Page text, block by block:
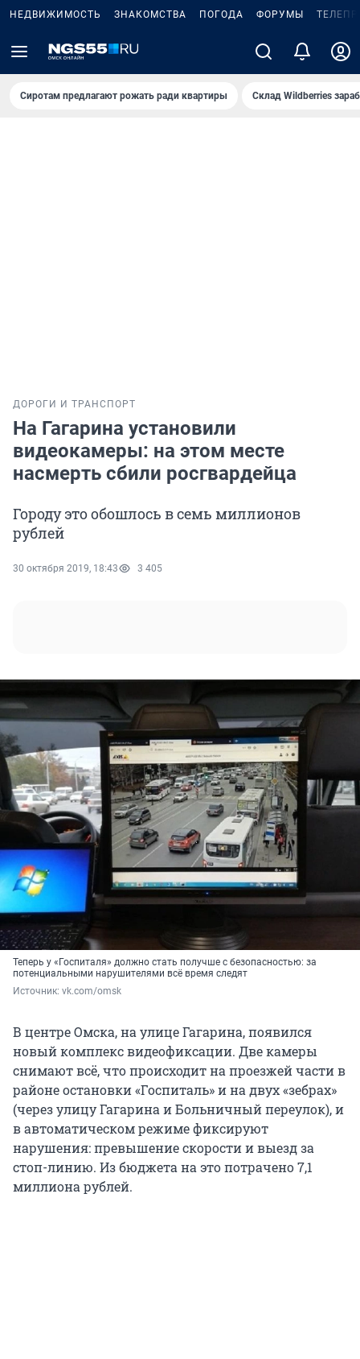
НЕДВИЖИМОСТЬ ЗНАКОМСТВА ПОГОДА ФОРУМЫ
Сиротам предлагают рожать ради квартиры Склад Wildberries
ДОРОГИ И ТРАНСПОРТ
На Гагарина установили
видеокамеры: на этом месте
насмерть сбили росгвардейца
Городу это обошлось в семь миллионов
рублей
30 октября 2019, 18:43 3 405
Теперь у «Госпиталя» должно стать получше с безопасностью: за
потенциальными нарушителями всё время следят
Источник: vk.com/omsk
В центре Омска, на улице Гагарина, появился
новый комплекс видеофиксации. Две камеры
снимают всё, что происходит на проезжей части в
районе остановки «Госпиталь» и на двух «зебрах»
(через улицу Гагарина и Больничный переулок), и
в автоматическом режиме фиксируют
нарушения: превышение скорости и выезд за
стоп-линию. Из бюджета на это потрачено 7,1
миллиона рублей.